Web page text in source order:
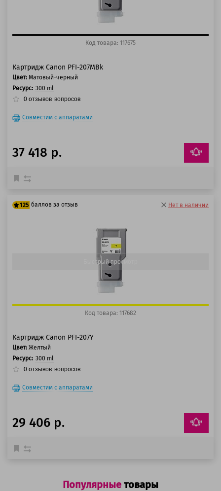
Код товара: 117675
Картридж Canon PFI-207MBk
Цвет: Матовый-черный
Ресурс: 300 ml
0 отзывов вопросов
Совместим с аппаратами
37 418 р.
125 баллов за отзыв Нет в наличии
Быстрый просмотр
Код товара: 117682
Картридж Canon PFI-207Y
Цвет: Желтый
Ресурс: 300 ml
0 отзывов вопросов
Совместим с аппаратами
29 406 р.
Популярные товары